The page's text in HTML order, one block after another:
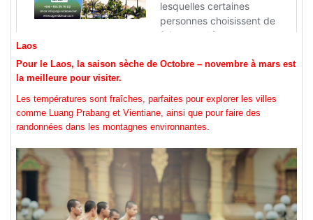
Laos
Pour le Laos, la saison sèche de Octobre – novembre à mars est
la meilleure pour visiter.
Les températures sont fraîches, parfaites pour explorer les villes
comme Luang Prabang et Vientiane, ainsi que pour faire des
randonnées dans les montagnes environnantes.